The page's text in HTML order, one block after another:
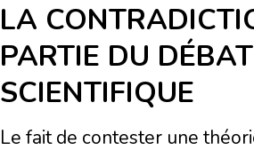
LA
PARTIE DU DÉBAT
SCIENTIFIQUE
Le fait de contester une